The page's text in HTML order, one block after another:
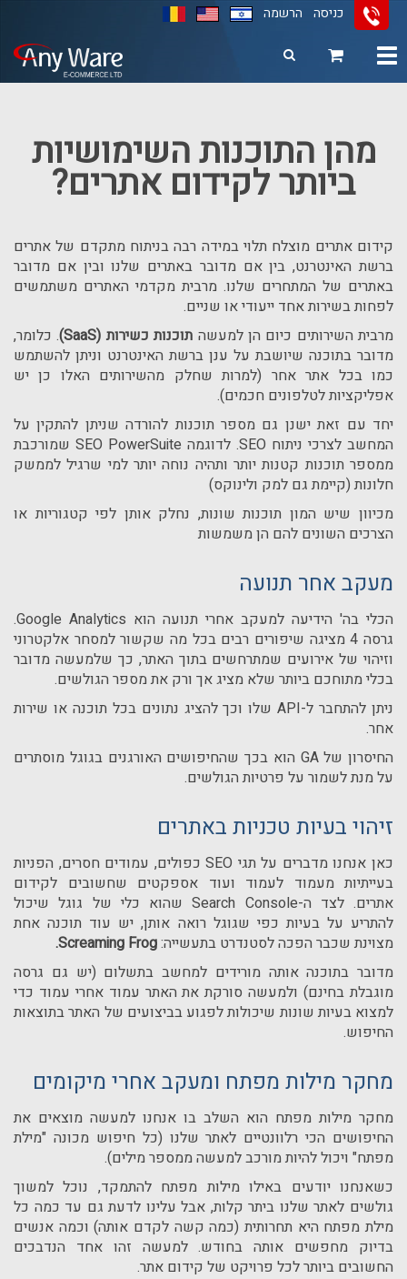
11
12
13
כניסה הרשמה
Toggle
מהן התוכנות השימושיות
ביותר לקידום אתרים?
קידום אתרים מוצלח תלוי במידה רבה בניתוח מתקדם של אתרים
ברשת האינטרנט, בין אם מדובר באתרים שלנו ובין אם מדובר
באתרים של המתחרים שלנו. מרבית מקדמי האתרים משתמשים
לפחות בשירות אחד ייעודי או שניים.
מרבית השירותים כיום הן למעשה תוכנות כשירות (SaaS
). כלומר,
מדובר בתוכנה שיושבת על ענן ברשת האינטרנט וניתן להשתמש
כמו בכל אתר אחר (למרות שחלק מהשירותים האלו כן יש
אפליקציות לטלפונים חכמים).
יחד עם זאת ישנן גם מספר תוכנות להורדה שניתן להתקין על
המחשב לצרכי ניתוח SEO. לדוגמה SEO PowerSuite שמורכבת
ממספר תוכנות קטנות יותר ותהיה נוחה יותר למי שרגיל לממשק
חלונות (קיימת גם למק ולינוקס)
מכיוון שיש המון תוכנות שונות, נחלק אותן לפי קטגוריות או
הצרכים השונים להם הן משמשות
מעקב אחר תנועה
הכלי בה' הידיעה למעקב אחרי תנועה הוא Google Analytics
.
גרסה 4 מציגה שיפורים רבים בכל מה שקשור למסחר אלקטרוני
וזיהוי של אירועים שמתרחשים בתוך האתר, כך שלמעשה מדובר
בכלי מתוחכם ביותר שלא מציג אך ורק את מספר הגולשים.
ניתן להתחבר ל-APIשלו וכך להציג נתונים בכל תוכנה או שירות
אחר.
החיסרון שלGA הוא בכך שהחיפושים האורגנים בגוגל מוסתרים
על מנת לשמור על פרטיות הגולשים.
זיהוי בעיות טכניות באתרים
כאן אנחנו מדברים על תגי SEOכפולים, עמודים חסרים, הפניות
בעייתיות מעמוד לעמוד ועוד אספקטים שחשובים לקידום
אתרים. לצד ה-Search Consoleשהוא כלי של גוגל שיכול
להתריע על בעיות כפי שגוגל רואה אותן, יש עוד תוכנה אחת
מצוינת שכבר הפכה לסטנדרט בתעשייה:Screaming Frog
.
מדובר בתוכנה אותה מורידים למחשב בתשלום (יש גם גרסה
מוגבלת בחינם) ולמעשה סורקת את האתר עמוד אחרי עמוד כדי
למצוא בעיות שונות שיכולות לפגוע בביצועים של האתר בתוצאות
החיפוש.
מחקר מילות מפתח ומעקב אחרי מיקומים
מחקר מילות מפתח הוא השלב בו אנחנו למעשה מוצאים את
החיפושים הכי רלוונטיים לאתר שלנו (כל חיפוש מכונה "מילת
מפתח" ויכול להיות מורכב למעשה ממספר מילים).
כשאנחנו יודעים באילו מילות מפתח להתמקד, נוכל למשוך
גולשים לאתר שלנו ביתר קלות, אבל עלינו לדעת גם עד כמה כל
מילת מפתח היא תחרותית (כמה קשה לקדם אותה) וכמה אנשים
בדיוק מחפשים אותה בחודש. למעשה זהו אחד הנדבכים
החשובים ביותר לכל פרויקט של קידום אתר.